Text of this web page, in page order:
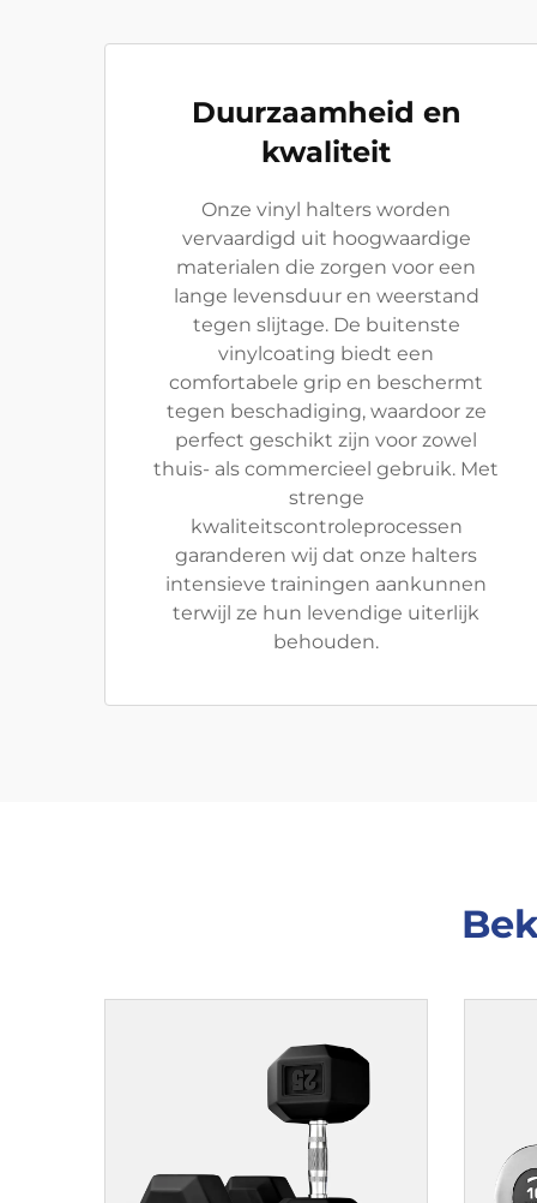
Duurzaamheid en
kwaliteit
Onze vinyl halters worden
vervaardigd uit hoogwaardige
materialen die zorgen voor een
lange levensduur en weerstand
tegen slijtage. De buitenste
vinylcoating biedt een
comfortabele grip en beschermt
tegen beschadiging, waardoor ze
perfect geschikt zijn voor zowel
thuis- als commercieel gebruik. Met
strenge
kwaliteitscontroleprocessen
garanderen wij dat onze halters
intensieve trainingen aankunnen
terwijl ze hun levendige uiterlijk
behouden.